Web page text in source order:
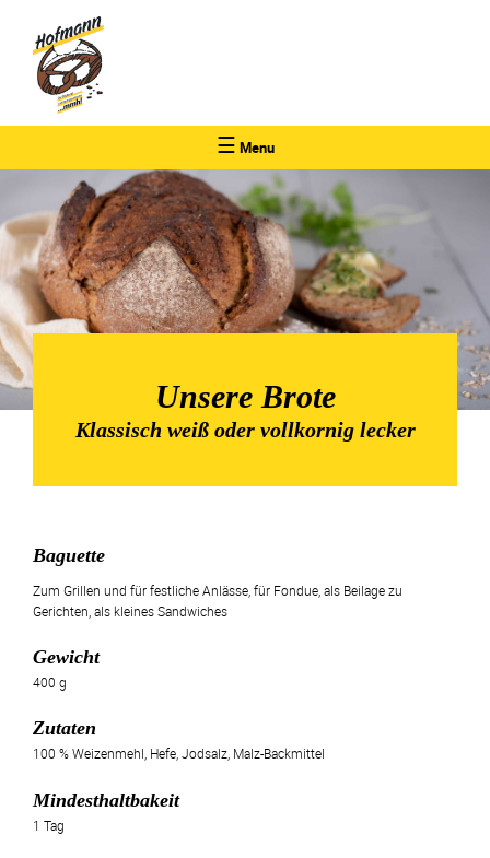
☰ Menu
Unsere Brote
Klassisch weiß oder vollkornig lecker
Baguette
Zum Grillen und für festliche Anlässe, für Fondue, als Beilage zu
Gerichten, als kleines Sandwiches
Gewicht
400 g
Zutaten
100 % Weizenmehl, Hefe, Jodsalz, Malz-Backmittel
Mindesthaltbakeit
1 Tag